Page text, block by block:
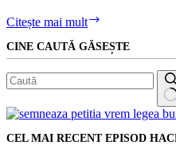
Citește mai mult
reguli
de
urmat
pentru
eficiente
CINE CAUTĂ GĂSEȘTE
Niciun
CEL MAI RECENT EPISOD